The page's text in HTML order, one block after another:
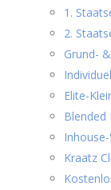
1.
2.
Grund-
Elite-
Blended
Kraatz